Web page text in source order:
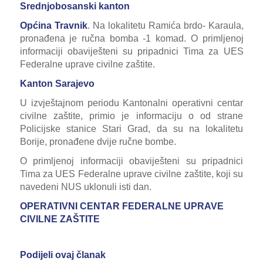
Srednjobosanski kanton
Općina Travnik. Na lokalitetu Ramića brdo- Karaula,
pronađena je ručna bomba -1 komad. O primljenoj
informaciji obaviješteni su pripadnici Tima za UES
Federalne uprave civilne zaštite.
Kanton Sarajevo
U izvještajnom periodu Kantonalni operativni centar
civilne zaštite, primio je informaciju o od strane
Policijske stanice Stari Grad, da su na lokalitetu
Borije, pronađene dvije ručne bombe.
O primljenoj informaciji obaviješteni su pripadnici
Tima za UES Federalne uprave civilne zaštite, koji su
navedeni NUS uklonuli isti dan.
OPERATIVNI CENTAR FEDERALNE UPRAVE
CIVILNE ZAŠTITE
Podijeli ovaj članak